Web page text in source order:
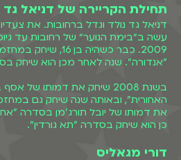
תחילת הקריירה של דניאל גד
דניאל גד נולד וגדל ברחובות. את
עשה ב״בימת הנוער״ של רחובות עד
2009. כבר כשהיה בן
"אנדורה". שנה לאחר מכן הוא שיחק
בשנת 2008 שיחק את דמותו
את דמותו של יובל תורג'מן בסדרה
כן הוא שיחק בסדרה "תא גורדין".
דורי מגאליס